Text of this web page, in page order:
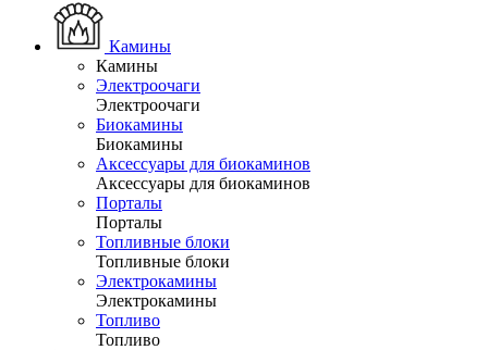
Камины
Камины
Электроочаги
Электроочаги
Биокамины
Биокамины
Аксессуары для биокаминов
Аксессуары для биокаминов
Порталы
Порталы
Топливные блоки
Топливные блоки
Электрокамины
Электрокамины
Топливо
Топливо